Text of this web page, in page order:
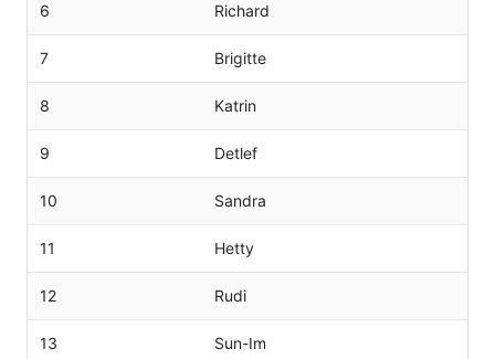
6 Richard
7 Brigitte
8 Katrin
9 Detlef
10 Sandra
11 Hetty
12 Rudi
13 Sun-Im